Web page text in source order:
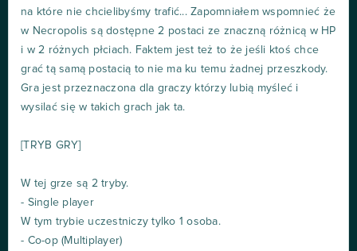
na które nie chcielibyśmy trafić... Zapomniałem wspomnieć że
w Necropolis są dostępne 2 postaci ze znaczną różnicą w HP
i w 2 różnych płciach. Faktem jest też to że jeśli ktoś chce
grać tą samą postacią to nie ma ku temu żadnej przeszkody.
Gra jest przeznaczona dla graczy którzy lubią myśleć i
wysilać się w takich grach jak ta.
[TRYB GRY]
W tej grze są 2 tryby.
- Single player
W tym trybie uczestniczy tylko 1 osoba.
- Co-op (Multiplayer)